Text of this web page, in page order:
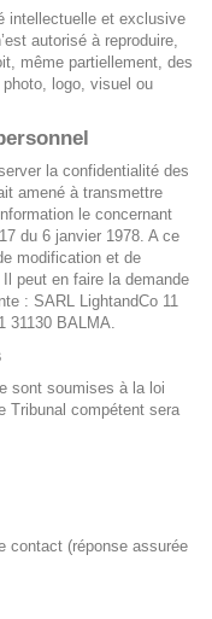
intellectuelle et exclusive
autorisé à reproduire,
même partiellement, des
logo, visuel ou
la confidentialité des
amené à transmettre
le concernant
du 6 janvier 1978. A ce
modification et de
peut en faire la demande
: SARL LightandCo 11
31130 BALMA.
sont soumises à la loi
Tribunal compétent sera
contact (réponse assurée